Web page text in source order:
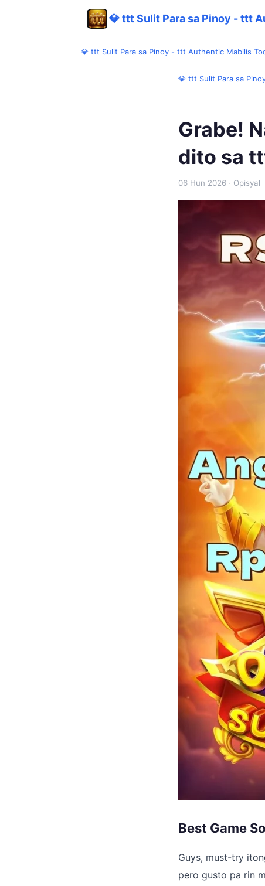
💎 ttt Sulit Para sa Pinoy - ttt
💎 ttt Sulit Para sa Pinoy - ttt Authentic Mabilis
💎 ttt Sulit Para sa
Grabe!
dito sa
06 Hun 2026 · Opisyal
Best Game
Guys, must-try
pero gusto pa rin